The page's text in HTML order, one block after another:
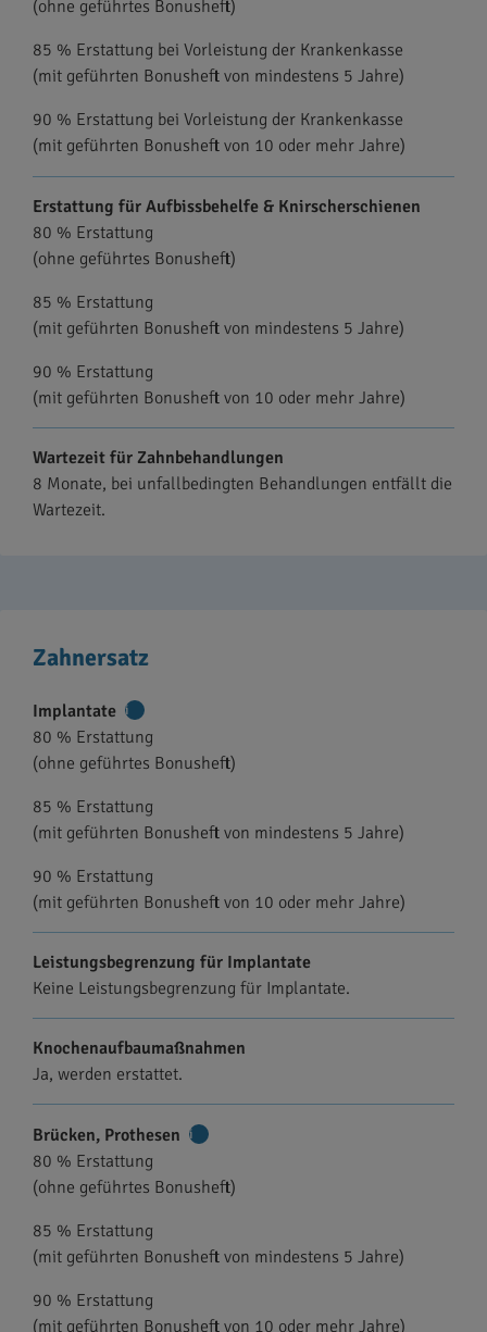
(ohne geführtes Bonusheft)
85 % Erstattung bei Vorleistung der Krankenkasse
(mit geführten Bonusheft von mindestens 5 Jahre)
90 % Erstattung bei Vorleistung der Krankenkasse
(mit geführten Bonusheft von 10 oder mehr Jahre)
Erstattung für Aufbissbehelfe & Knirscherschienen
80 % Erstattung
(ohne geführtes Bonusheft)
85 % Erstattung
(mit geführten Bonusheft von mindestens 5 Jahre)
90 % Erstattung
(mit geführten Bonusheft von 10 oder mehr Jahre)
Wartezeit für Zahnbehandlungen
8 Monate, bei unfallbedingten Behandlungen entfällt die
Wartezeit.
Zahnersatz
Implantate
Informationen
80 % Erstattung
(ohne geführtes Bonusheft)
85 % Erstattung
(mit geführten Bonusheft von mindestens 5 Jahre)
90 % Erstattung
(mit geführten Bonusheft von 10 oder mehr Jahre)
Leistungsbegrenzung für Implantate
Keine Leistungsbegrenzung für Implantate.
Knochenaufbaumaßnahmen
Ja, werden erstattet.
Brücken, Prothesen
80 % Erstattung
(ohne geführtes Bonusheft)
85 % Erstattung
(mit geführten Bonusheft von mindestens 5 Jahre)
90 % Erstattung
(mit geführten Bonusheft von 10 oder mehr Jahre)